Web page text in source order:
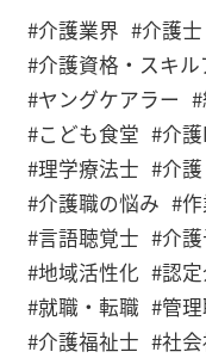
#介護業界 #介護士
#介護資格・スキ
#ヤングケアラー
#こども食堂 #介
#理学療法士 #介護
#介護職の悩み #
#言語聴覚士 #介
#地域活性化 #認
#就職・転職 #管
#介護福祉士 #社